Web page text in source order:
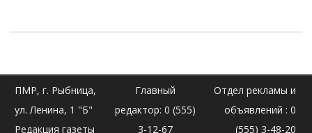
ПМР, г. Рыбница,
ул. Ленина, 1 "Б"
Редакция газеты
Главный
редактор: 0 (555)
3-12-67
Отдел рекламы и
объявлений : 0
(555) 3-48-20